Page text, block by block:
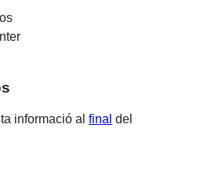
informació alfinal del